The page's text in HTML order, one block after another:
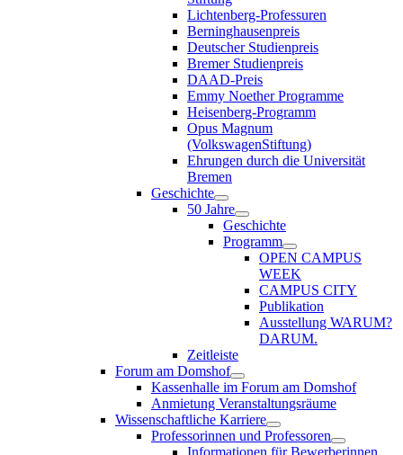
Lichtenberg-Professuren
Berninghausenpreis
Deutscher Studienpreis
Bremer Studienpreis
DAAD-Preis
Emmy Noether Programme
Heisenberg-Programm
Opus Magnum
(VolkswagenStiftung)
Ehrungen durch die Universität
Bremen
Geschichte
50 Jahre
Geschichte
Programm
OPEN CAMPUS
WEEK
CAMPUS CITY
Publikation
Ausstellung WARUM?
DARUM.
Zeitleiste
Forum am Domshof
Kassenhalle im Forum am Domshof
Anmietung Veranstaltungsräume
Wissenschaftliche Karriere
Professorinnen und Professoren
Informationen für Bewerberinnen